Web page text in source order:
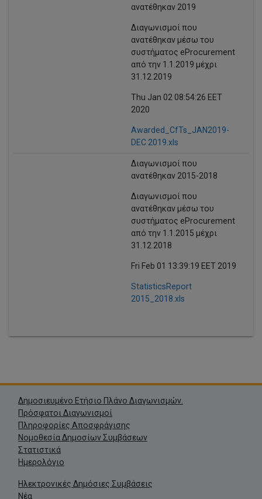
ανατέθηκαν 2019
Διαγωνισμοί που
ανατέθηκαν μέσω του
συστήματος eProcurement
από την 1.1.2019 μέχρι
31.12.2019
Thu Jan 02 08:54:26 EET
2020
Awarded_CfTs_JAN2019-
DEC 2019.xls
Διαγωνισμοί που
ανατέθηκαν 2015-2018
Διαγωνισμοί που
ανατέθηκαν μέσω του
συστήματος eProcurement
από την 1.1.2015 μέχρι
31.12.2018
Fri Feb 01 13:39:19 EET 2019
StatisticsReport
2015_2018.xls
Δημοσιευμένο Ετήσιο Πλάνο Διαγωνισμών.
Πρόσφατοι Διαγωνισμοί
Πληροφορίες Αποσφράγισης
Νομοθεσία Δημοσίων Συμβάσεων
Στατιστικά
Ημερολόγιο
Ηλεκτρονικές Δημόσιες Συμβάσεις
Νέα